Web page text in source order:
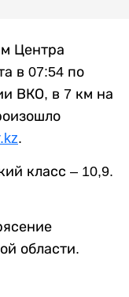
Центра
в 07:54 по
ВКО, в 7 км на
.
класс – 10,9.
области.